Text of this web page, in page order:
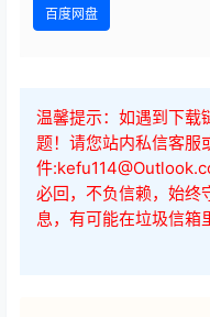
百度网盘
温馨提示：如遇到下载
题！请您站内私信客服
件
必回，不负信赖，始终
息，有可能在垃圾信箱